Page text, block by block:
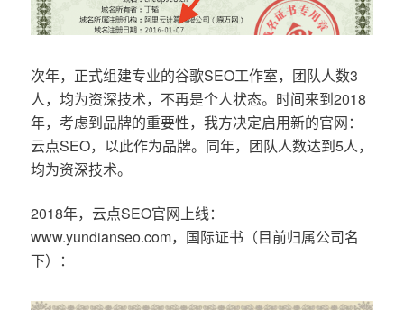
次年，正式组建专业的谷歌SEO工作室，团队人数3
人，均为资深技术，不再是个人状态。时间来到2018
年，考虑到品牌的重要性，我方决定启用新的官网：
云点SEO，以此作为品牌。同年，团队人数达到5人，
均为资深技术。
2018年，云点SEO官网上线：
www.yundianseo.com，国际证书（目前归属公司名
下）：